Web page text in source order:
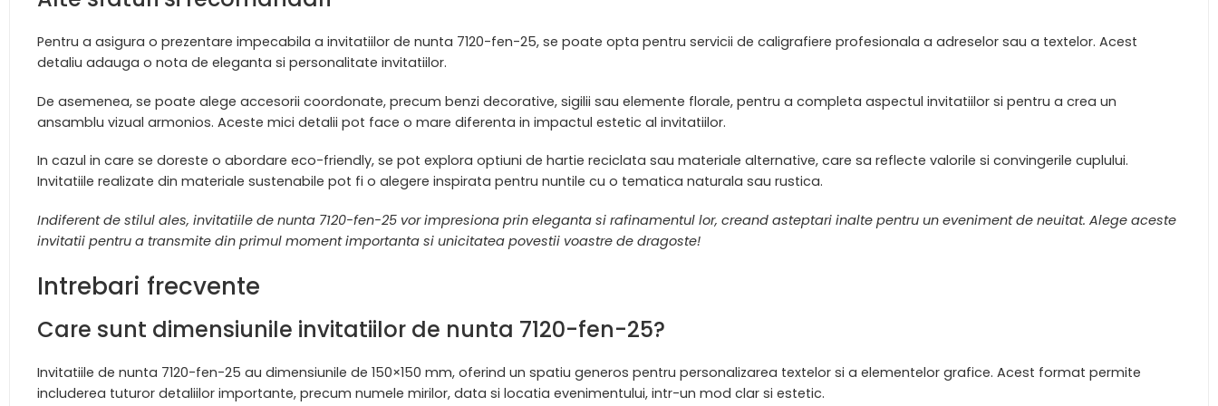
Pentru a asigura o prezentare impecabila a invitatiilor de nunta 7120-fen-25, se poate opta pentru servicii de caligrafiere profesionala a adreselor sau a textelor. Acest
detaliu adauga o nota de eleganta si personalitate invitatiilor.
De asemenea, se poate alege accesorii coordonate, precum benzi decorative, sigilii sau elemente florale, pentru a completa aspectul invitatiilor si pentru a crea un
ansamblu vizual armonios. Aceste mici detalii pot face o mare diferenta in impactul estetic al invitatiilor.
In cazul in care se doreste o abordare eco-friendly, se pot explora optiuni de hartie reciclata sau materiale alternative, care sa reflecte valorile si convingerile cuplului.
Invitatiile realizate din materiale sustenabile pot fi o alegere inspirata pentru nuntile cu o tematica naturala sau rustica.
Indiferent de stilul ales, invitatiile de nunta 7120-fen-25 vor impresiona prin eleganta si rafinamentul lor, creand asteptari inalte pentru un eveniment de neuitat. Alege aceste
invitatii pentru a transmite din primul moment importanta si unicitatea povestii voastre de dragoste!
Intrebari frecvente
Care sunt dimensiunile invitatiilor de nunta 7120-fen-25?
Invitatiile de nunta 7120-fen-25 au dimensiunile de 150×150 mm, oferind un spatiu generos pentru personalizarea textelor si a elementelor grafice. Acest format permite
includerea tuturor detaliilor importante, precum numele mirilor, data si locatia evenimentului, intr-un mod clar si estetic.